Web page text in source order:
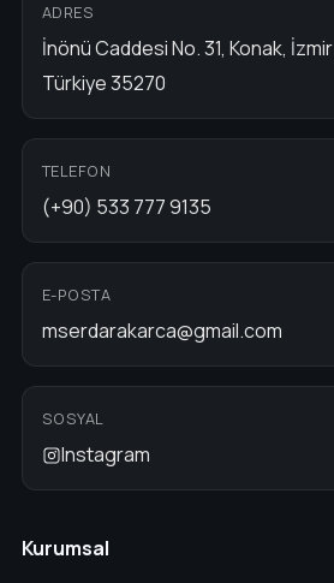
ADRES
İnönü Caddesi No. 31, Konak, İzmir
Türkiye 35270
TELEFON
(+90) 533 777 9135
E-POSTA
mserdarakarca@gmail.com
SOSYAL
Instagram
Kurumsal